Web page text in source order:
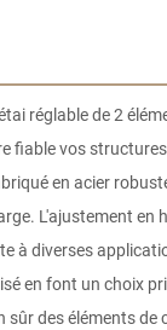
réglable de 2
fiable vos
en acier
L'ajustement en
à diverses
en font un choix
des éléments de